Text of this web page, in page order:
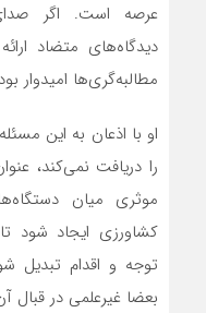
عرصه است. اگر
دیدگاه‌های متضاد
مطالبه‌گری‌ها امیدوار
او با اذعان به این
را دریافت نمی‌کند،
موثری میان
کشاورزی ایجاد شود
توجه و اقدام تبدیل
بعضا غیرعلمی در قبال